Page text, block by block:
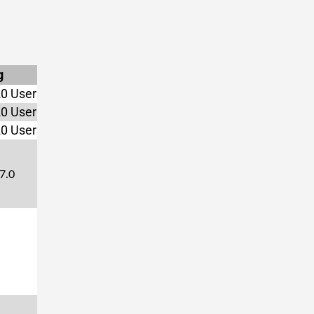
User
User
User